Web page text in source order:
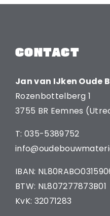
CONTACT
Jan van IJken Oude
Rozenbottelberg 1
3755 BR Eemnes
T: 035-5389752
IBAN:
BTW: NL807277873B01
KvK: 32071283